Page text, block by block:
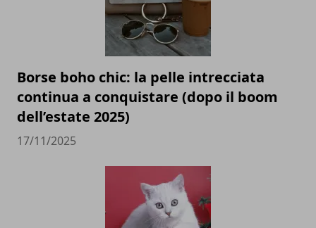
Borse boho chic: la pelle intrecciata
continua a conquistare (dopo il boom
dell’estate 2025)
17/11/2025